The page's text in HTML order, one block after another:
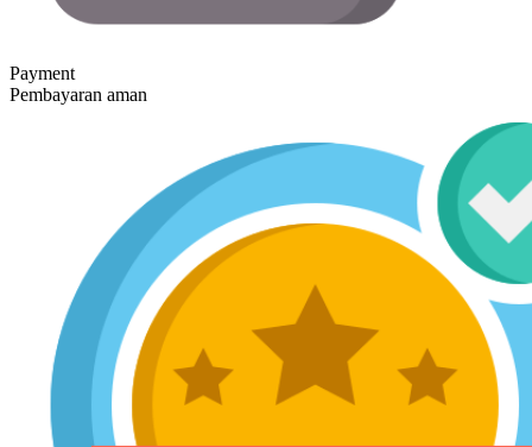
Payment
Pembayaran aman